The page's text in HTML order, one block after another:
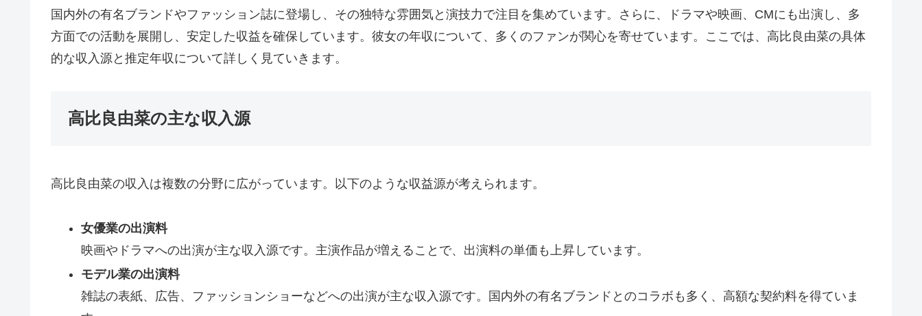
国内外の有名ブランドやファッション誌に登場し、その独特な雰囲気と演技力で注目を集めています。さらに、ドラマや映画、CMにも出演し、多
方面での活動を展開し、安定した収益を確保しています。彼女の年収について、多くのファンが関心を寄せています。ここでは、高比良由菜の具体
的な収入源と推定年収について詳しく見ていきます。
高比良由菜の主な収入源
高比良由菜の収入は複数の分野に広がっています。以下のような収益源が考えられます。
女優業の出演料
映画やドラマへの出演が主な収入源です。主演作品が増えることで、出演料の単価も上昇しています。
モデル業の出演料
雑誌の表紙、広告、ファッションショーなどへの出演が主な収入源です。国内外の有名ブランドとのコラボも多く、高額な契約料を得ていま